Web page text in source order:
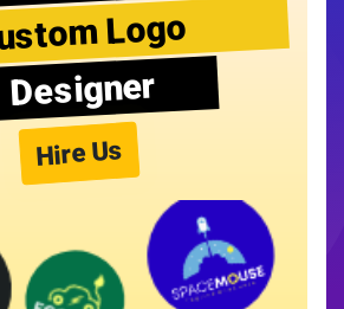
Logo
Designer
Hire Us